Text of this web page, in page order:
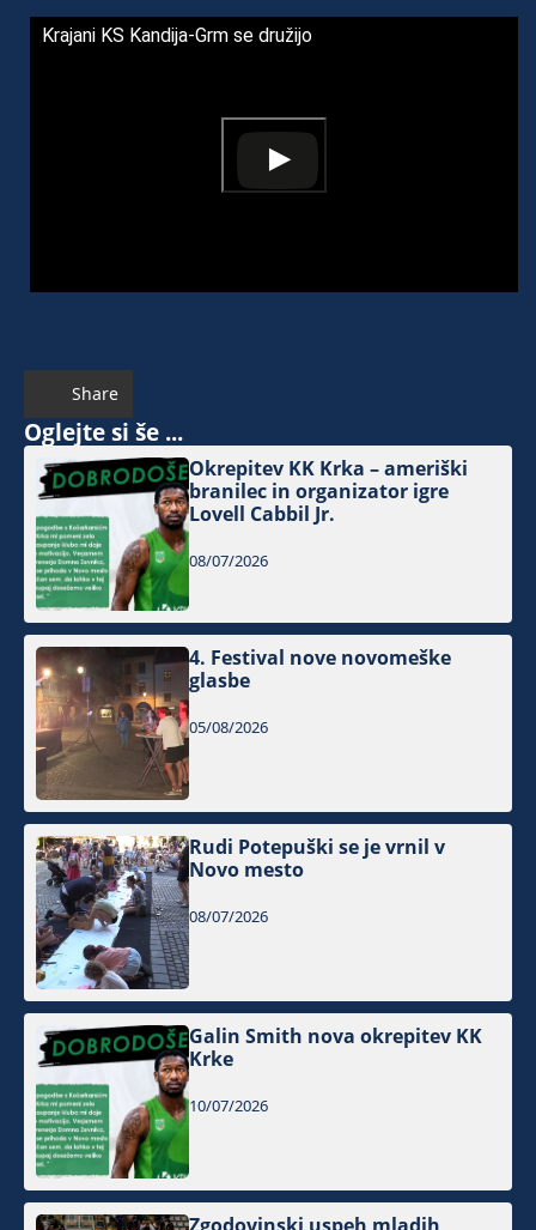
Krajani KS Kandija-Grm se družijo
Share
Oglejte si še ...
Okrepitev KK Krka – ameriški
branilec in organizator igre
Lovell Cabbil Jr.
08/07/2026
4. Festival nove novomeške
glasbe
05/08/2026
Rudi Potepuški se je vrnil v
Novo mesto
08/07/2026
Galin Smith nova okrepitev KK
Krke
10/07/2026